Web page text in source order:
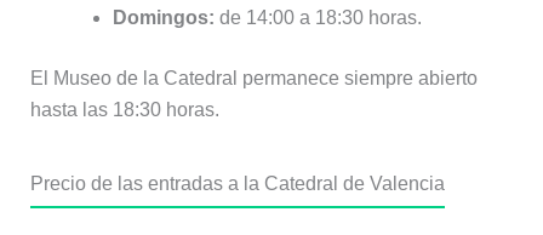
Domingos: de 14:00 a 18:30 horas.
El Museo de la Catedral permanece siempre abierto
hasta las 18:30 horas.
Precio de las entradas a la Catedral de Valencia